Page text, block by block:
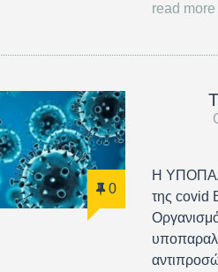
read more
0
Η
της covid